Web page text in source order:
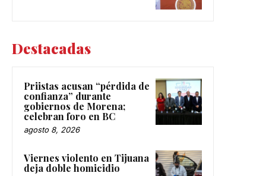
Destacadas
Priistas acusan “pérdida de
confianza” durante
gobiernos de Morena;
celebran foro en BC
agosto 8, 2026
Viernes violento en Tijuana
deja doble homicidio